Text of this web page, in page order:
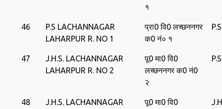
१
46
P.S LACHANNAGAR
LAHARPUR R. NO 1
प्रा0 वि0 लच्‍छननगर
क0 नं० १
47
J.H.S. LACHANNAGAR
LAHARPUR R. NO 2
पू0 मा0 वि0
लच्‍छननगर क0 नं0
२
48
J.H.S. LACHANNAGAR
पू0 मा0 वि0